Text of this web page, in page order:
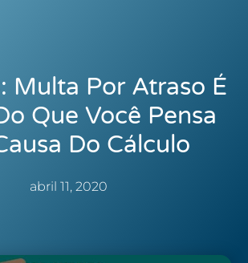
Multa Por Atraso É
Que Você Pensa
Do Cálculo
abril 11, 2020